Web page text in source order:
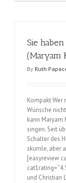
Sie
(Maryam
By Ruth
Kompakt Wer
Wünsche
kann Maryam
singen. Seit
Schalter des
skurrile, aber
[easyreview
und Christian